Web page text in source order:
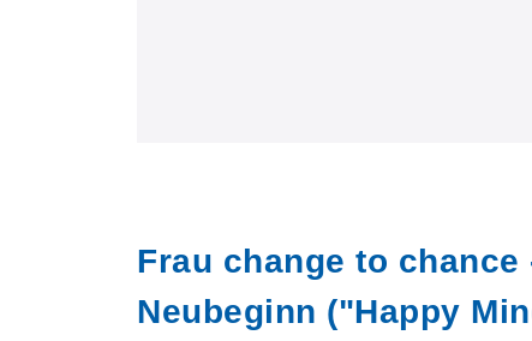
Frau change to
Neubeginn ("Happy